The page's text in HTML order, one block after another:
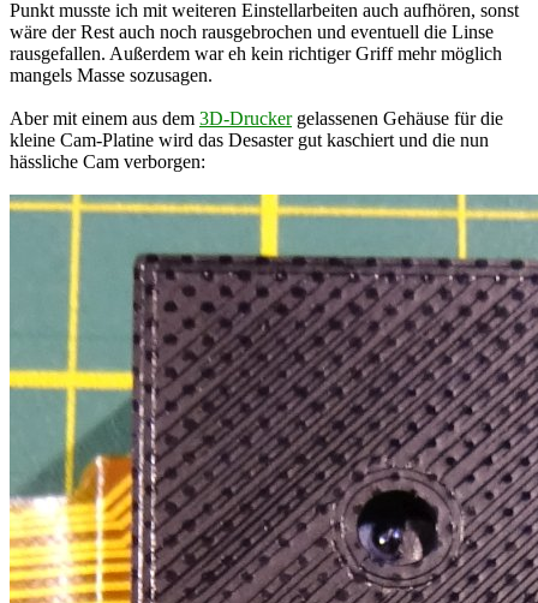
Punkt musste ich mit weiteren Einstellarbeiten auch aufhören, sonst
wäre der Rest auch noch rausgebrochen und eventuell die Linse
rausgefallen. Außerdem war eh kein richtiger Griff mehr möglich
mangels Masse sozusagen.
Aber mit einem aus dem 3D-Druckergelassenen Gehäuse für die
kleine Cam-Platine wird das Desaster gut kaschiert und die nun
hässliche Cam verborgen: